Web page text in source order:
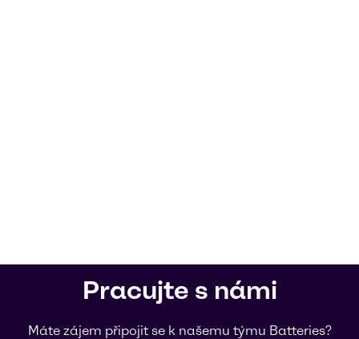
Pracujte s námi
Máte zájem připojit se k našemu týmu Batteries?